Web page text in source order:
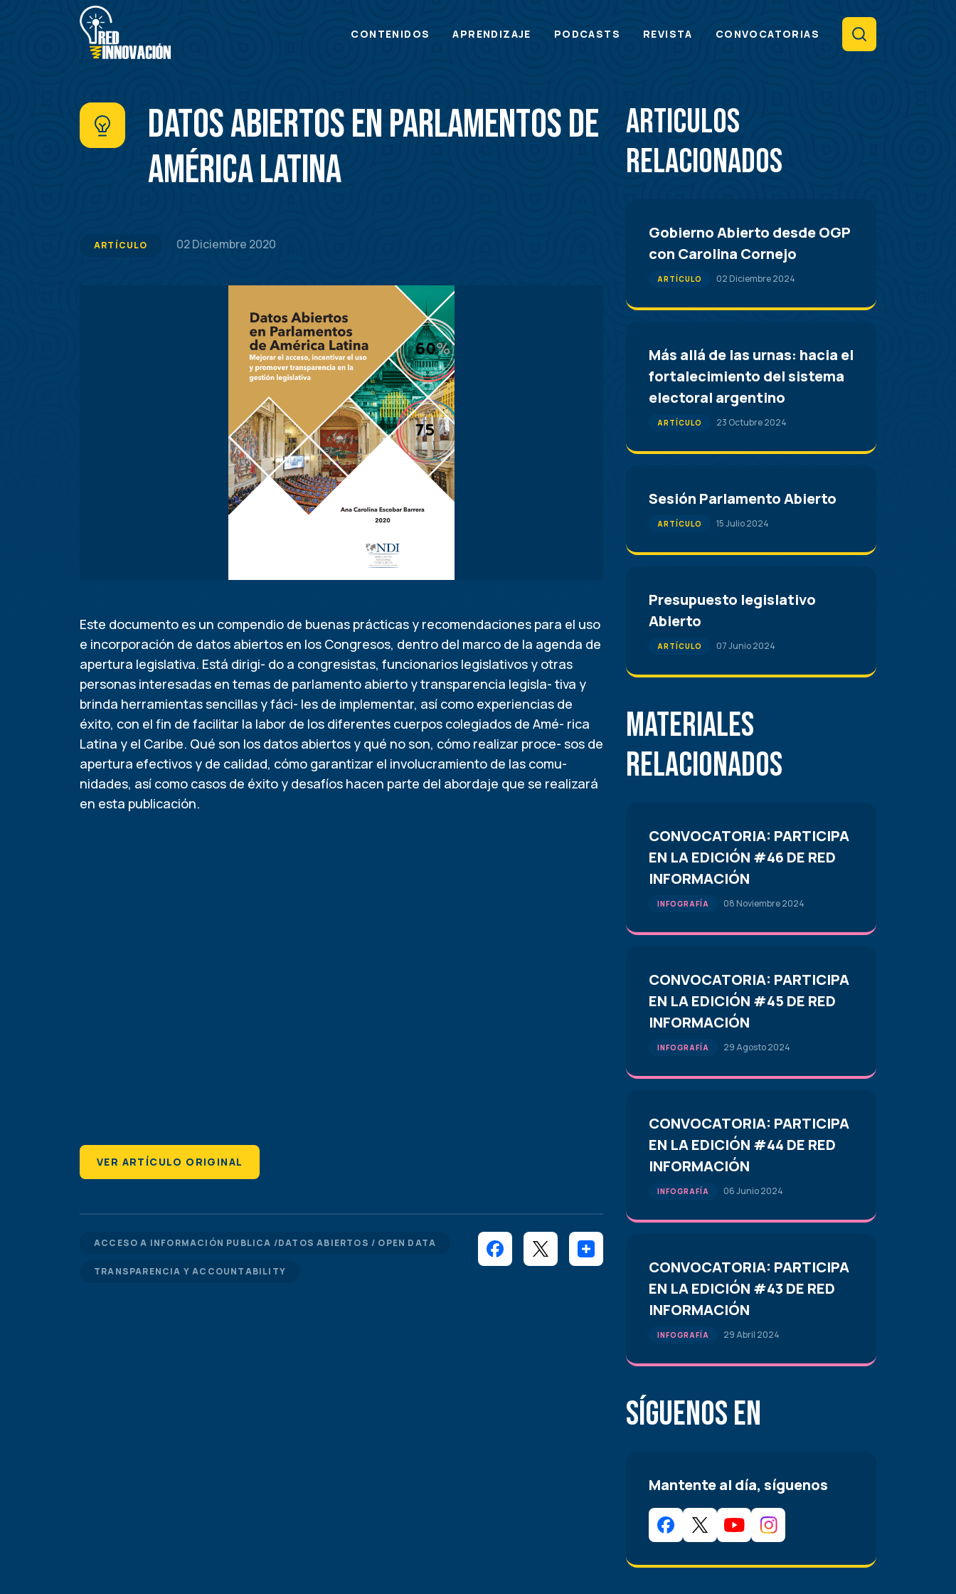
Main
CONTENIDOS APRENDIZAJE PODCASTS REVISTA CONVOCATORIAS Search
Datos Abiertos en Parlamentos de
América Latina
ARTÍCULO 02 Diciembre 2020
Este documento es un compendio de buenas prácticas y recomendaciones para el uso
e incorporación de datos abiertos en los Congresos, dentro del marco de la agenda de
apertura legislativa. Está dirigi- do a congresistas, funcionarios legislativos y otras
personas interesadas en temas de parlamento abierto y transparencia legisla- tiva y
brinda herramientas sencillas y fáci- les de implementar, así como experiencias de
éxito, con el fin de facilitar la labor de los diferentes cuerpos colegiados de Amé- rica
Latina y el Caribe. Qué son los datos abiertos y qué no son, cómo realizar proce- sos de
apertura efectivos y de calidad, cómo garantizar el involucramiento de las comu-
nidades, así como casos de éxito y desafíos hacen parte del abordaje que se realizará
en esta publicación.
VER ARTÍCULO ORIGINAL
ACCESO A INFORMACIÓN PUBLICA /DATOS ABIERTOS / OPEN DATA
TRANSPARENCIA Y ACCOUNTABILITY
Articulos
Relacionados
Gobierno Abierto desde OGP
con Carolina Cornejo
ARTÍCULO 02 Diciembre 2024
Más allá de las urnas: hacia el
fortalecimiento del sistema
electoral argentino
ARTÍCULO 23 Octubre 2024
Sesión Parlamento Abierto
ARTÍCULO 15 Julio 2024
Presupuesto legislativo
Abierto
ARTÍCULO 07 Junio 2024
Materiales
Relacionados
CONVOCATORIA: PARTICIPA
EN LA EDICIÓN #46 DE RED
INFORMACIÓN
INFOGRAFÍA 08 Noviembre 2024
CONVOCATORIA: PARTICIPA
EN LA EDICIÓN #45 DE RED
INFORMACIÓN
INFOGRAFÍA 29 Agosto 2024
CONVOCATORIA: PARTICIPA
EN LA EDICIÓN #44 DE RED
INFORMACIÓN
INFOGRAFÍA 06 Junio 2024
CONVOCATORIA: PARTICIPA
EN LA EDICIÓN #43 DE RED
INFORMACIÓN
INFOGRAFÍA 29 Abril 2024
Síguenos en
Mantente al día, síguenos